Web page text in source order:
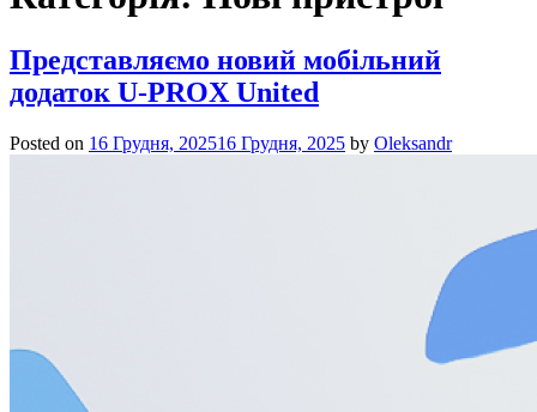
Представляємо новий мобільний
додаток U-PROX United
Posted on 16 Грудня, 202516 Грудня, 2025 by Oleksandr